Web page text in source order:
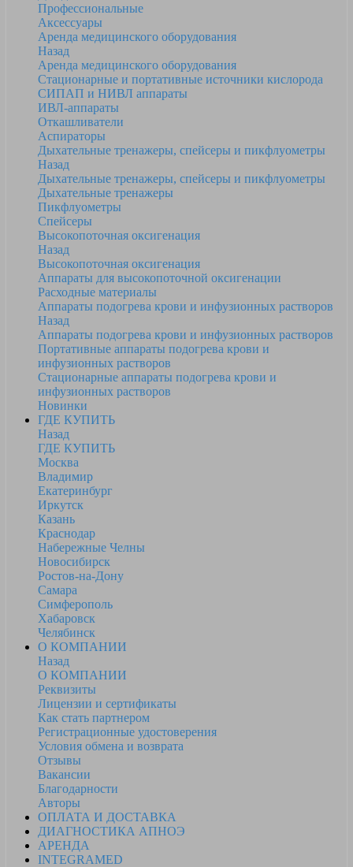
Профессиональные
Аксессуары
Аренда медицинского оборудования
Назад
Аренда медицинского оборудования
Стационарные и портативные источники кислорода
СИПАП и НИВЛ аппараты
ИВЛ-аппараты
Откашливатели
Аспираторы
Дыхательные тренажеры, спейсеры и пикфлуометры
Назад
Дыхательные тренажеры, спейсеры и пикфлуометры
Дыхательные тренажеры
Пикфлуометры
Спейсеры
Высокопоточная оксигенация
Назад
Высокопоточная оксигенация
Аппараты для высокопоточной оксигенации
Расходные материалы
Аппараты подогрева крови и инфузионных растворов
Назад
Аппараты подогрева крови и инфузионных растворов
Портативные аппараты подогрева крови и
инфузионных растворов
Стационарные аппараты подогрева крови и
инфузионных растворов
Новинки
ГДЕ КУПИТЬ
Назад
ГДЕ КУПИТЬ
Москва
Владимир
Екатеринбург
Иркутск
Казань
Краснодар
Набережные Челны
Новосибирск
Ростов-на-Дону
Самара
Симферополь
Хабаровск
Челябинск
О КОМПАНИИ
Назад
О КОМПАНИИ
Реквизиты
Лицензии и сертификаты
Как стать партнером
Регистрационные удостоверения
Условия обмена и возврата
Отзывы
Вакансии
Благодарности
Авторы
ОПЛАТА И ДОСТАВКА
ДИАГНОСТИКА АПНОЭ
АРЕНДА
INTEGRAMED